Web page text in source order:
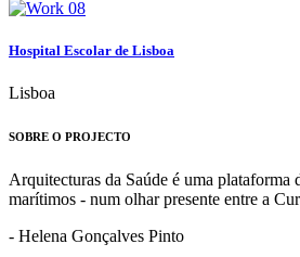
Hospital Escolar de Lisboa
Lisboa
SOBRE O PROJECTO
Arquitecturas da Saúde é uma plataforma
marítimos - num olhar presente entre a
- Helena Gonçalves Pinto